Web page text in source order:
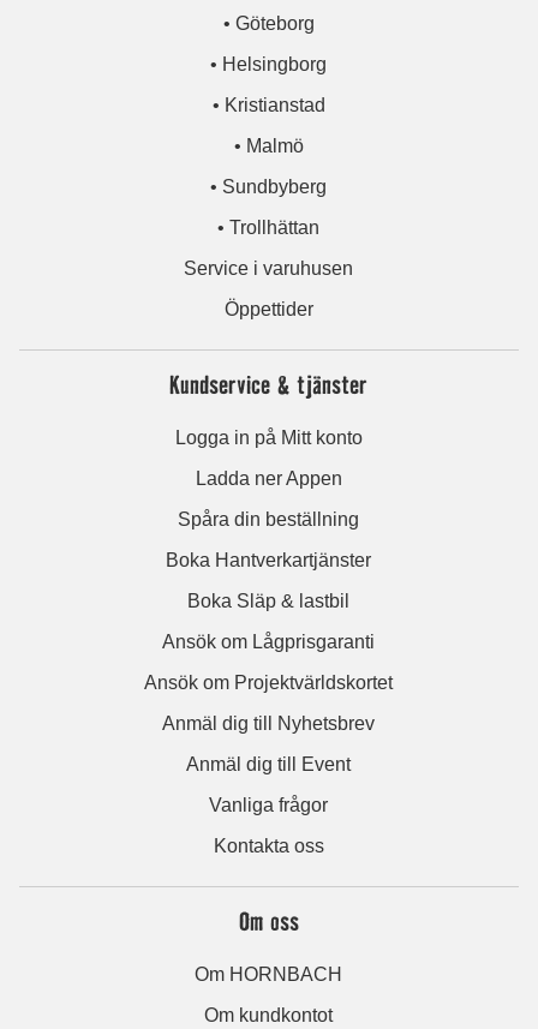
• Göteborg
• Helsingborg
• Kristianstad
• Malmö
• Sundbyberg
• Trollhättan
Service i varuhusen
Öppettider
Kundservice & tjänster
Logga in på Mitt konto
Ladda ner Appen
Spåra din beställning
Boka Hantverkartjänster
Boka Släp & lastbil
Ansök om Lågprisgaranti
Ansök om Projektvärldskortet
Anmäl dig till Nyhetsbrev
Anmäl dig till Event
Vanliga frågor
Kontakta oss
Om oss
Om HORNBACH
Om kundkontot